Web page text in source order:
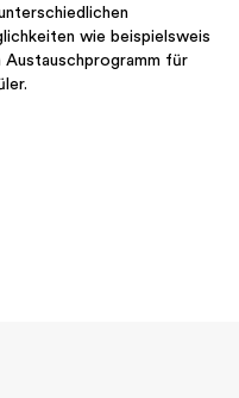
wie beispielsweise
Austauschprogramm für